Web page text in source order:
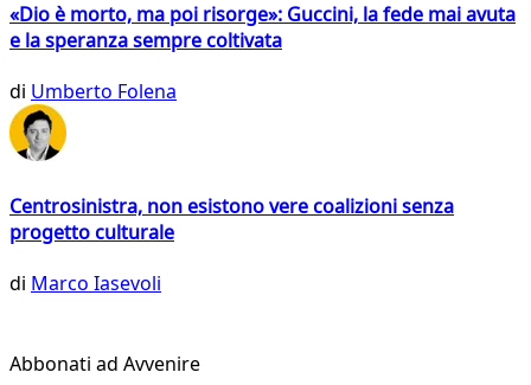
«Dio è morto, ma poi risorge»: Guccini, la fede mai avuta
e la speranza sempre coltivata
di Umberto Folena
Centrosinistra, non esistono vere coalizioni senza
progetto culturale
di Marco Iasevoli
Abbonati ad Avvenire